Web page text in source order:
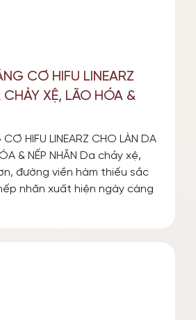
CƠ HIFU LINEARZ
XỆ, LÃO HÓA &
CƠ HIFU LINEARZ CHO LÀN DA
& NẾP NHĂN Da chảy xệ,
đường viền hàm thiếu sắc
nhăn xuất hiện ngày càng